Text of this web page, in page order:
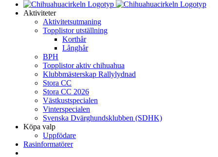
Aktiviteter
Aktivitetsutmaning
Topplistor utställning
Korthår
Långhår
BPH
Topplistor aktiv chihuahua
Klubbmästerskap Rallylydnad
Stora CC
Stora CC 2026
Västkustspecialen
Vinterspecialen
Svenska Dvärghundsklubben (SDHK)
Köpa valp
Uppfödare
Rasinformatörer